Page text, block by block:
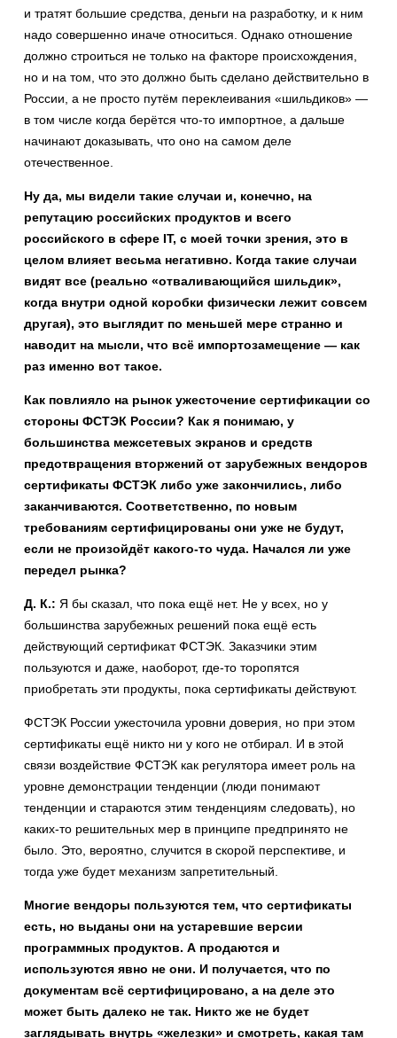
и тратят большие средства, деньги на разработку, и к ним
надо совершенно иначе относиться. Однако отношение
должно строиться не только на факторе происхождения,
но и на том, что это должно быть сделано действительно в
России, а не просто путём переклеивания «шильдиков» —
в том числе когда берётся что-то импортное, а дальше
начинают доказывать, что оно на самом деле
отечественное.
Ну да, мы видели такие случаи и, конечно, на
репутацию российских продуктов и всего
российского в сфере IT, с моей точки зрения, это в
целом влияет весьма негативно. Когда такие случаи
видят все (реально «отваливающийся шильдик»,
когда внутри одной коробки физически лежит совсем
другая), это выглядит по меньшей мере странно и
наводит на мысли, что всё импортозамещение — как
раз именно вот такое.
Как повлияло на рынок ужесточение сертификации со
стороны ФСТЭК России? Как я понимаю, у
большинства межсетевых экранов и средств
предотвращения вторжений от зарубежных вендоров
сертификаты ФСТЭК либо уже закончились, либо
заканчиваются. Соответственно, по новым
требованиям сертифицированы они уже не будут,
если не произойдёт какого-то чуда. Начался ли уже
передел рынка?
Д. К.: Я бы сказал, что пока ещё нет. Не у всех, но у
большинства зарубежных решений пока ещё есть
действующий сертификат ФСТЭК. Заказчики этим
пользуются и даже, наоборот, где-то торопятся
приобретать эти продукты, пока сертификаты действуют.
ФСТЭК России ужесточила уровни доверия, но при этом
сертификаты ещё никто ни у кого не отбирал. И в этой
связи воздействие ФСТЭК как регулятора имеет роль на
уровне демонстрации тенденции (люди понимают
тенденции и стараются этим тенденциям следовать), но
каких-то решительных мер в принципе предпринято не
было. Это, вероятно, случится в скорой перспективе, и
тогда уже будет механизм запретительный.
Многие вендоры пользуются тем, что сертификаты
есть, но выданы они на устаревшие версии
программных продуктов. А продаются и
используются явно не они. И получается, что по
документам всё сертифицировано, а на деле это
может быть далеко не так. Никто же не будет
заглядывать внутрь «железки» и смотреть, какая там